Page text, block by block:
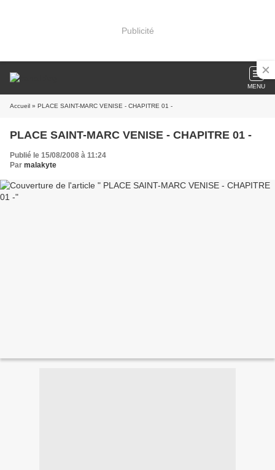
Publicité
MENU
Accueil » PLACE SAINT-MARC VENISE - CHAPITRE 01 -
PLACE SAINT-MARC VENISE - CHAPITRE 01 -
Publié le 15/08/2008 à 11:24
Par malakyte